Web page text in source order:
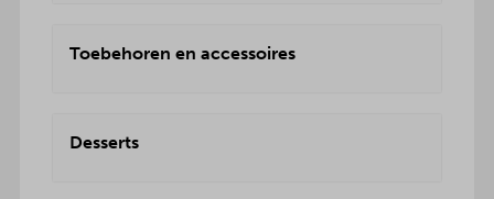
Toebehoren en accessoires
Desserts